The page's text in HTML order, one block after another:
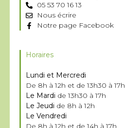
05 53 70 16 13
Nous écrire
Notre page Facebook
Horaires
Lundi et Mercredi
De 8h à 12h et de 13h30 à 17h
Le Mardi de 13h30 à 17h
Le Jeudi de 8h à 12h
Le Vendredi
De 8h à 12h et de 14h à 17h